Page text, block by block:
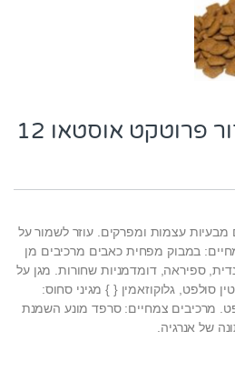
מזון כלבים פלטזור פרוטקט אוסטאו 12
מבעיות עצמות ומפרקים. עוזר לשמור על
במבוק מפחית כאבים מרכיבים מן
ספיראה, דומדמניות שחורות. מגן על
2[כונדרואיטין סולפט, גלוקוזאמין { } מגיני סחוס:
הידרוליזה,] 1 סולפט. מרכיבים צמחיים: סרפד מונע השמנת
של אנרגיה.